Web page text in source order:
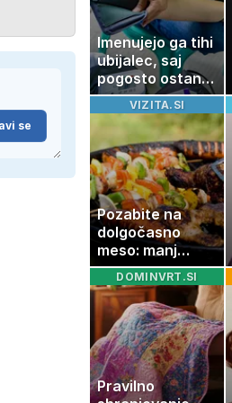
se
Imenujejo ga tihi
ubijalec, saj
pogosto ostane
neopažen:
nenavadni
simptomi
visokega
holesterola
VIZITA.SI
Pozabite na
dolgočasno
meso: manj
maščobe, več
svežine
DOMINVRT.SI
Pravilno